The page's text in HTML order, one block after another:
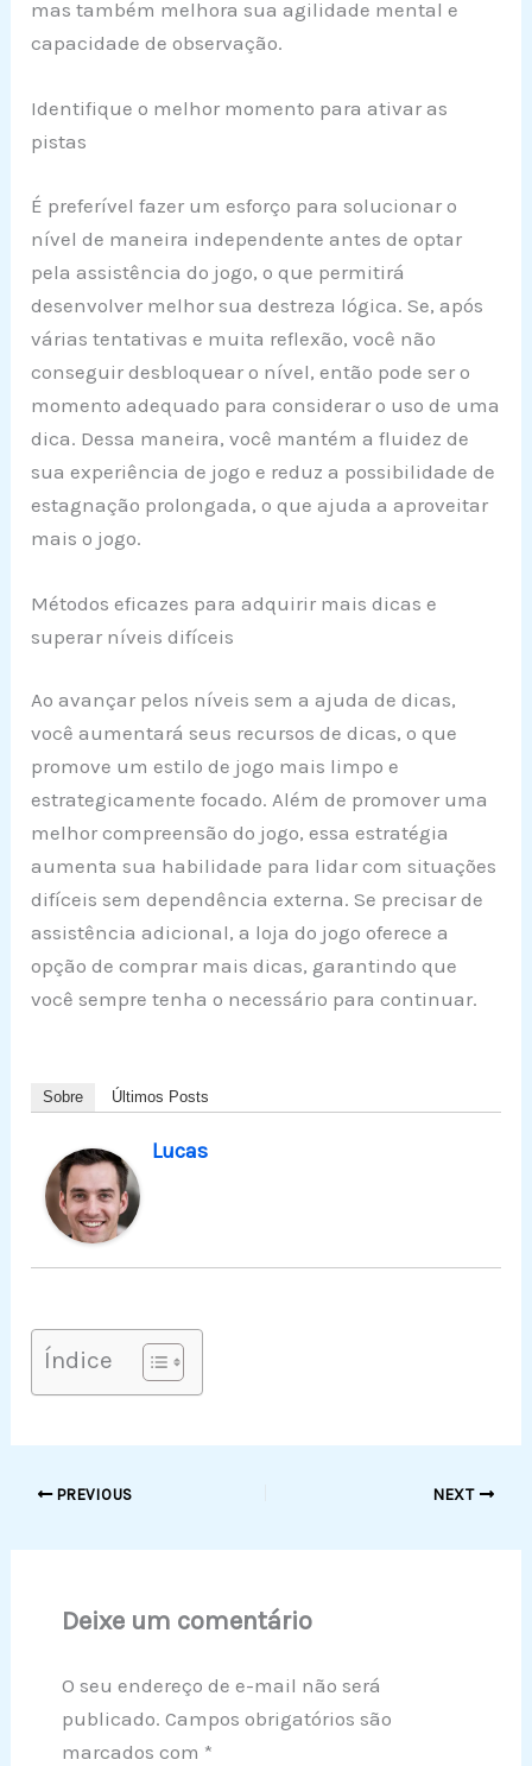
mas também melhora sua agilidade mental e
capacidade de observação.
Identifique o melhor momento para ativar as
pistas
É preferível fazer um esforço para solucionar o
nível de maneira independente antes de optar
pela assistência do jogo, o que permitirá
desenvolver melhor sua destreza lógica. Se, após
várias tentativas e muita reflexão, você não
conseguir desbloquear o nível, então pode ser o
momento adequado para considerar o uso de uma
dica. Dessa maneira, você mantém a fluidez de
sua experiência de jogo e reduz a possibilidade de
estagnação prolongada, o que ajuda a aproveitar
mais o jogo.
Métodos eficazes para adquirir mais dicas e
superar níveis difíceis
Ao avançar pelos níveis sem a ajuda de dicas,
você aumentará seus recursos de dicas, o que
promove um estilo de jogo mais limpo e
estrategicamente focado. Além de promover uma
melhor compreensão do jogo, essa estratégia
aumenta sua habilidade para lidar com situações
difíceis sem dependência externa. Se precisar de
assistência adicional, a loja do jogo oferece a
opção de comprar mais dicas, garantindo que
você sempre tenha o necessário para continuar.
Sobre Últimos Posts
Lucas
Índice
PREVIOUS NEXT
Deixe um comentário
O seu endereço de e-mail não será
publicado. Campos obrigatórios são
marcados com *